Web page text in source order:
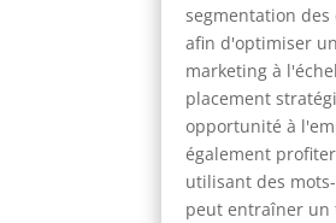
segmentation
afin d'optimiser
marketing à
placement
opportunité à
également
utilisant des
peut entraîner un